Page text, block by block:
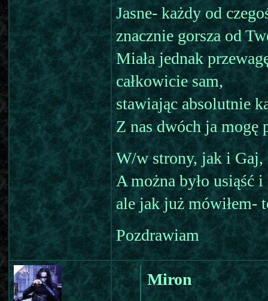
Jasne- każdy od
znacznie gorsza od
Miała jednak
całkowicie sam,
stawiając absolutnie
Z nas dwóch ja mogę
W/w strony, jak i Gaj,
A można było usiąść
ale jak już mówiłem-
Pozdrawiam
Miron